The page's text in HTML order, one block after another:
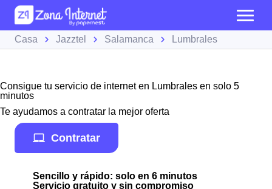
Casa Jazztel Salamanca Lumbrales
Consigue tu servicio de internet en Lumbrales en solo 5
minutos
Te ayudamos a contratar la mejor oferta
Contratar
Sencillo y rápido: solo en 6 minutos
Servicio gratuito y sin compromiso